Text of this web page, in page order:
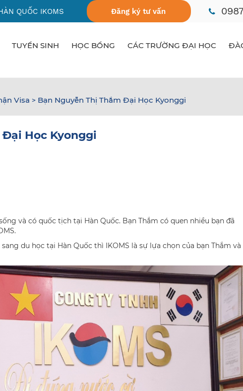
QUỐC IKOMS Đăng ký tư vấn
TUYỂN SINH HỌC BỔNG CÁC TRƯỜNG ĐẠI HỌC
Visa > Bạn Nguyễn Thị Thắm Đại Học Kyonggi
Học Kyonggi
và có quốc tịch tại Hàn Quốc. Bạn Thắm có quen nhiều bạn đã
du học tại Hàn Quốc thì IKOMS là sự lựa chọn của bạn Thắm và